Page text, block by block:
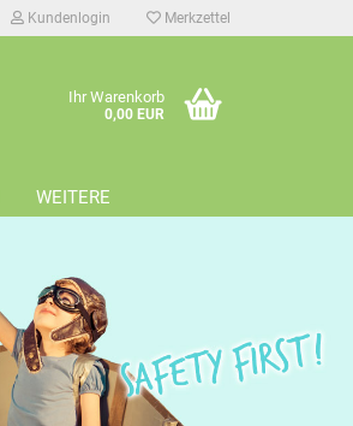
Kundenlogin Merkzettel
Ihr Warenkorb
0,00 EUR
WEITERE